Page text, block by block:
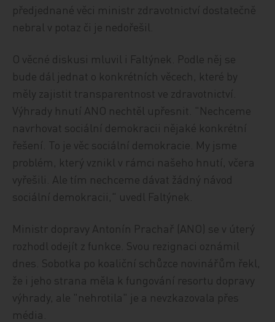
předjednané věci ministr zdravotnictví dostatečně
nebral v potaz či je nedořešil.
O věcné diskusi mluvil i Faltýnek. Podle něj se
bude dál jednat o konkrétních věcech, které by
měly zajistit transparentnost ve zdravotnictví.
Výhrady hnutí ANO nechtěl upřesnit. "Nechceme
navrhovat sociální demokracii nějaké konkrétní
řešení. To je věc sociální demokracie. My jsme
problém, který vznikl v rámci našeho hnutí, včera
vyřešili. Ale tím nechceme dávat žádný návod
sociální demokracii," uvedl Faltýnek.
Ministr dopravy Antonín Prachař (ANO) se v úterý
rozhodl odejít z funkce. Svou rezignaci oznámil
dnes. Sobotka po koaliční schůzce novinářům řekl,
že i jeho strana měla k fungování resortu dopravy
výhrady, ale "nehrotila" je a nevzkazovala přes
média.